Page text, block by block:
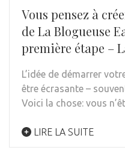
Vous pensez à
de La Blogueuse
première étape –
L’idée de démarrer
être écrasante –
Voici la chose: vous
LIRE LA SUITE